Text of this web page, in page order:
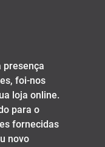
presença
foi-nos
loja online.
para o
fornecidas
novo